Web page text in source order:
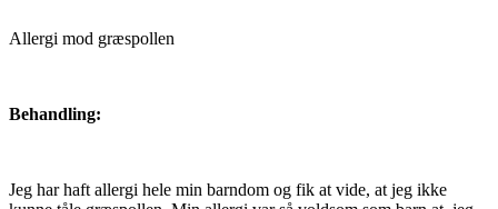
Allergi mod græspollen
Behandling:
Jeg har haft allergi hele min barndom og fik at vide, at jeg ikke